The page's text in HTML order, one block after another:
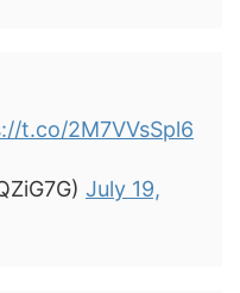
t.co/2M7VVsSpl6
July 19,